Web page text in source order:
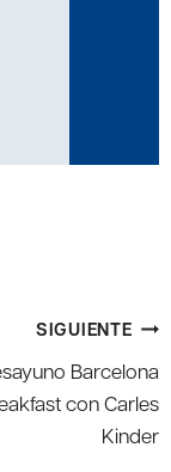
SIGUIENTE
Barcelona
con Carles
Kinder